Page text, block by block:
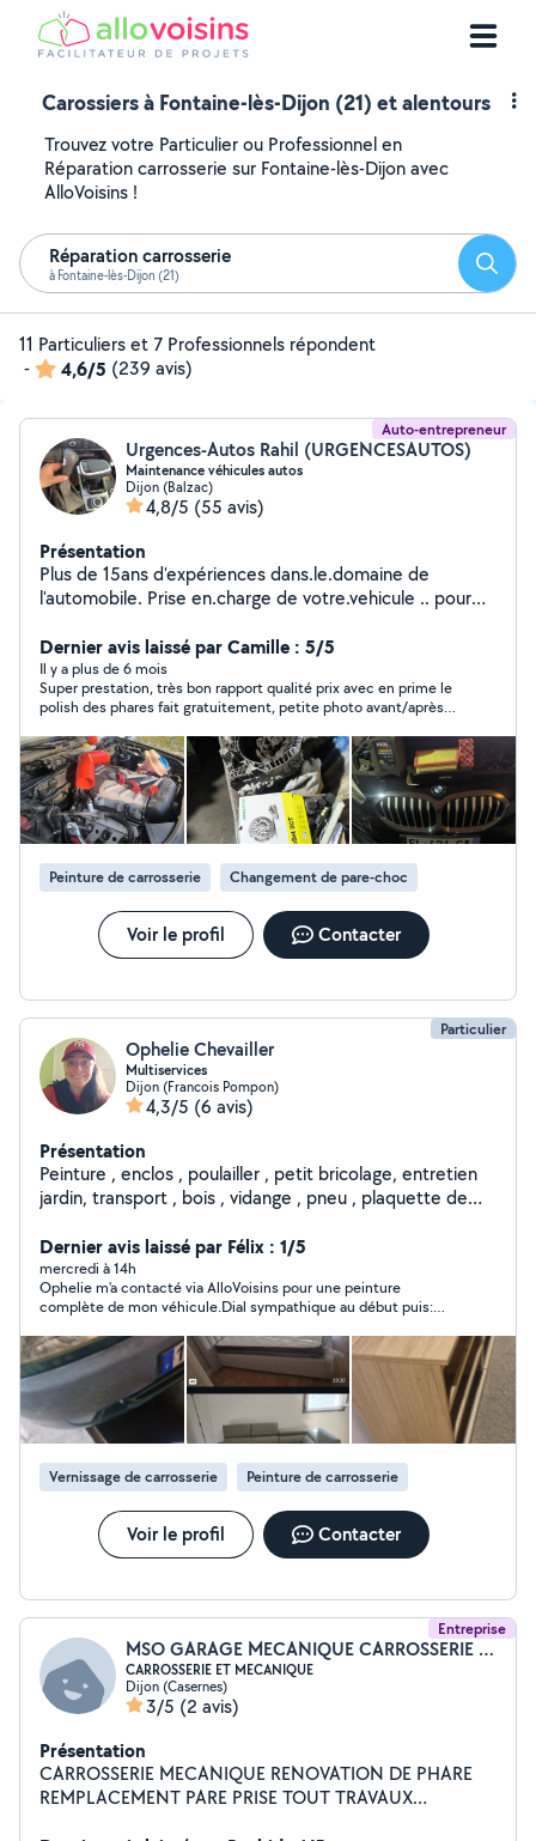
Carossiers à Fontaine-lès-Dijon (21) et alentours
Trouvez votre Particulier ou Professionnel en
Réparation carrosserie sur Fontaine-lès-Dijon avec
AlloVoisins !
Réparation carrosserie
à Fontaine-lès-Dijon (21)
11 Particuliers et 7 Professionnels répondent
-
4,6/5 (239 avis)
Auto-entrepreneur
Urgences-Autos Rahil (URGENCESAUTOS)
Maintenance véhicules autos
Dijon (Balzac)
4,8/5 (55 avis)
Présentation
Plus de 15ans d'expériences dans.le.domaine de
l'automobile. Prise en.charge de votre.vehicule .. pour
Dernier avis laissé par Camille : 5/5
Il y a plus de 6 mois
Super prestation, très bon rapport qualité prix avec en prime le
polish des phares fait gratuitement, petite photo avant/après
recommande sans modération !!
Peinture de carrosserie Changement de pare-choc
Voir le profil Contacter
Particulier
Ophelie Chevailler
Multiservices
Dijon (Francois Pompon)
4,3/5 (6 avis)
Présentation
Peinture , enclos , poulailler , petit bricolage, entretien
jardin, transport , bois , vidange , pneu , plaquette de
Dernier avis laissé par Félix : 1/5
mercredi à 14h
Ophelie m'a contacté via AlloVoisins pour une peinture
complète de mon véhicule.Dial sympathique au début puis:
200 € le lendemain...! À noter : même en fournissant moi-
même peinture et vernis, le tarif restait identique disait-elle, ce
qui pose question sur la véritable cohérence du devis. Motif
évoqué : Passage par prestataire.. Après comparaison, un
professionnel avec 15 ans d’expérience m’a proposé 1 200 €
pour une prestation équivalente (Tout compris en cabine :MO
+ Couches peinture+couches vernis Etc..! ). Conclusion : Tres
deçu du manque de transparence et de cohérence dans ses
echanges et sa tarification . j'ai preféré partir en courant ..! Je
ne recommande pas..!
Vernissage de carrosserie Peinture de carrosserie
Voir le profil Contacter
Entreprise
MSO GARAGE MECANIQUE CARROSSERIE ET SERVICES
CARROSSERIE ET MECANIQUE
Dijon (Casernes)
3/5 (2 avis)
Présentation
CARROSSERIE MECANIQUE RENOVATION DE PHARE
REMPLACEMENT PARE PRISE TOUT TRAVAUX